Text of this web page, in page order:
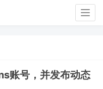
账号，并发布动态